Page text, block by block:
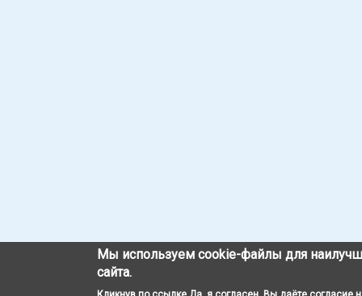
Мы используем cookie-файлы для
сайта.